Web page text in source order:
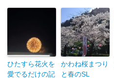
ひたすら花火を
愛でるだけの記
かわね桜まつり
と春のSL